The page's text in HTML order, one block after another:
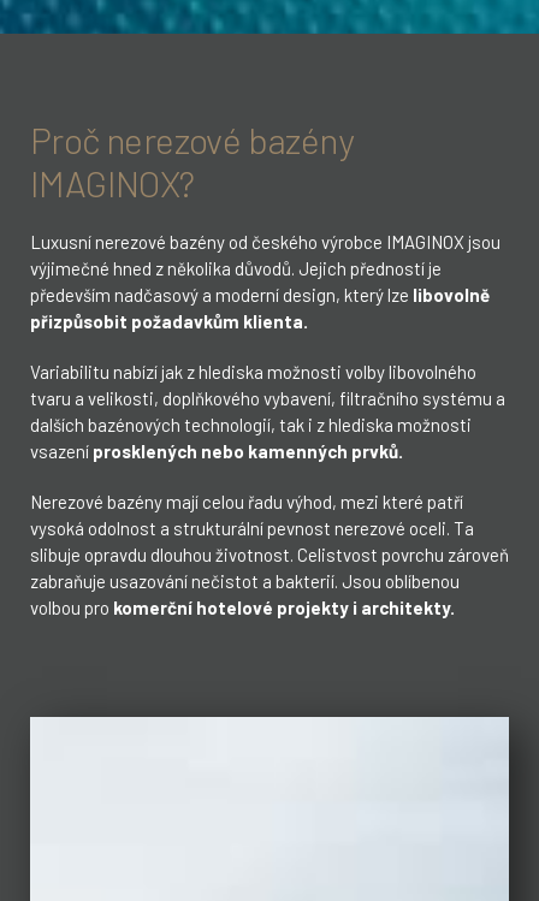
Proč nerezové bazény
IMAGINOX?
Luxusní nerezové bazény od českého výrobce IMAGINOX jsou
výjimečné hned z několika důvodů. Jejich předností je
především nadčasový a moderní design, který lze libovolně
přizpůsobit požadavkům klienta.
Variabilitu nabízí jak z hlediska možnosti volby libovolného
tvaru a velikosti, doplňkového vybavení, filtračního systému a
dalších bazénových technologií, tak i z hlediska možnosti
vsazení prosklených nebo kamenných prvků.
Nerezové bazény mají celou řadu výhod, mezi které patří
vysoká odolnost a strukturální pevnost nerezové oceli. Ta
slibuje opravdu dlouhou životnost. Celistvost povrchu zároveň
zabraňuje usazování nečistot a bakterií. Jsou oblíbenou
volbou pro komerční hotelové projekty i architekty.